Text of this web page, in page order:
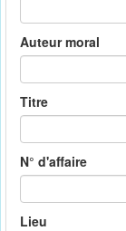
Auteur moral
Titre
N° d'affaire
Lieu